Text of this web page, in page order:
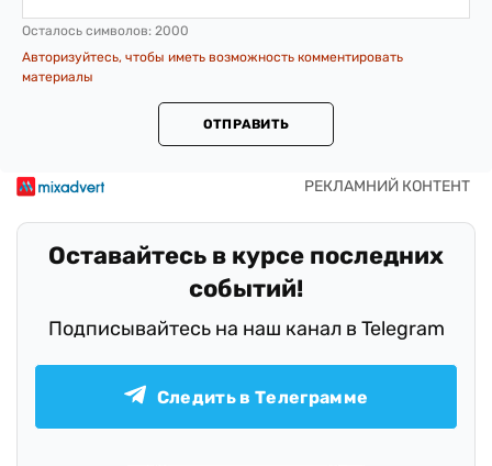
Осталось символов: 2000
Авторизуйтесь, чтобы иметь возможность комментировать
материалы
ОТПРАВИТЬ
Оставайтесь в курсе последних
событий!
Подписывайтесь на наш канал в Telegram
Следить в Телеграмме